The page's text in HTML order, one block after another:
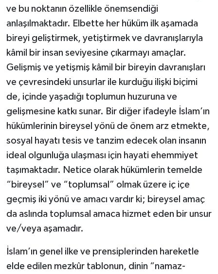
ve bu noktanın özellikle önemsendiği
anlaşılmaktadır. Elbette her hüküm ilk aşamada
bireyi geliştirmek, yetiştirmek ve davranışlarıyla
kâmil bir insan seviyesine çıkarmayı amaçlar.
Gelişmiş ve yetişmiş kâmil bir bireyin davranışları
ve çevresindeki unsurlar ile kurduğu ilişki biçimi
de, içinde yaşadığı toplumun huzuruna ve
gelişmesine katkı sunar. Bir diğer ifadeyle İslam’ın
hükümlerinin bireysel yönü de önem arz etmekte,
sosyal hayatı tesis ve tanzim edecek olan insanın
ideal olgunluğa ulaşması için hayati ehemmiyet
taşımaktadır. Netice olarak hükümlerin temelde
“bireysel” ve “toplumsal” olmak üzere iç içe
geçmiş iki yönü ve amacı vardır ki; bireysel amaç
da aslında toplumsal amaca hizmet eden bir unsur
ve/veya aşamadır.
İslam’ın genel ilke ve prensiplerinden hareketle
elde edilen mezkûr tablonun, dinin “namaz-
Bayburt Müftülüğü
Bingöl Müftülüğü
Bitlis Müftülüğü
Bolu Müftülüğü
Burdur Müftülüğü
Bursa Müftülüğü
Çanakkale Müftülüğü
Çankırı Müftülüğü
Çorum Müftülüğü
Denizli Müftülüğü
Zekat
Eğitim
Aile
Sağlık
Makaleler
Ekonomi
Duyurular
Podcast
Bilim, Teknoloji
Biyografiler
Diyanet TV